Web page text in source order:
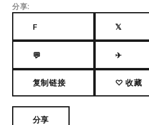
分享:
F 𝕏
💬 ✈
复制链接 ♡ 收藏
分享